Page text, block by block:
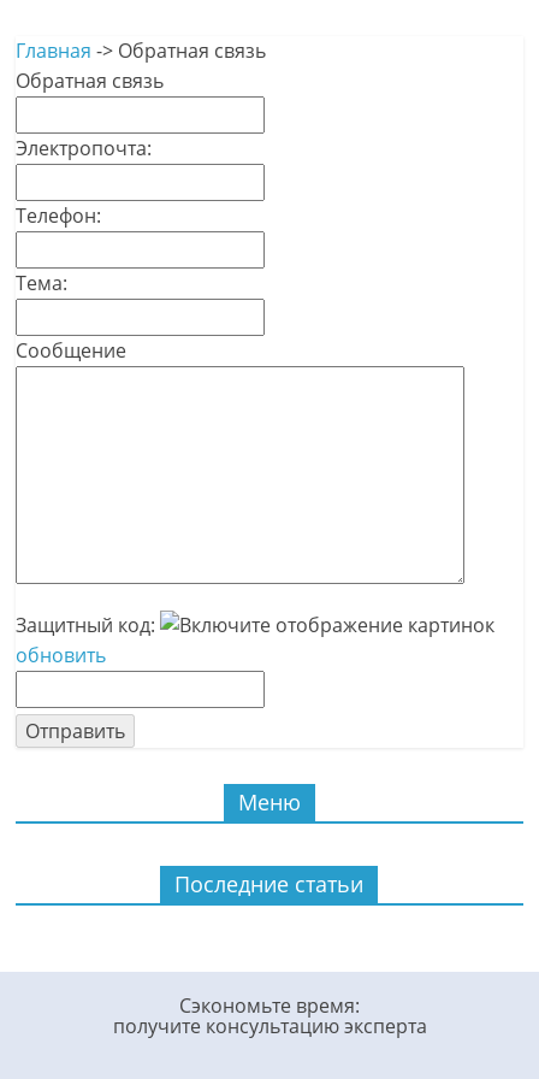
Главная -> Обратная связь
Обратная связь
Электропочта:
Телефон:
Тема:
Сообщение
Защитный код:
обновить
Меню
Последние статьи
Сэкономьте время:
получите консультацию эксперта